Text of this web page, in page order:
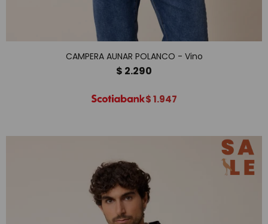
CAMPERA AUNAR POLANCO - Vino
$ 2.290
$1.947